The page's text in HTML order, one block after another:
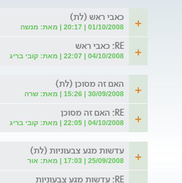
כאבי ראש (לת)
01/10/2008 | 20:17 | מאת: מנשה
RE: כאבי ראש
04/10/2008 | 22:07 | מאת: קובי בריג
האם זה מסוכן (לת)
30/09/2008 | 15:26 | מאת: שרה
RE: האם זה מסוכן
04/10/2008 | 22:05 | מאת: קובי בריג
עדשות מגע צבעוניות (לת)
25/09/2008 | 17:03 | מאת: אור
RE: עדשות מגע צבעוניות